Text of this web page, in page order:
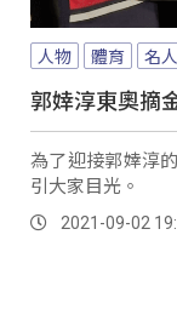
人物 體育 名
郭婞淳東奧摘
為了迎接郭婞淳
引大家目光。
2021-09-02